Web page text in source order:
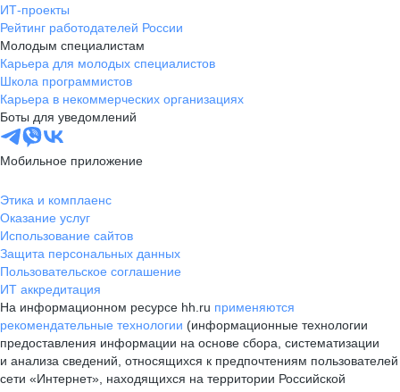
ИТ-проекты
Рейтинг работодателей России
Молодым специалистам
Карьера для молодых специалистов
Школа программистов
Карьера в некоммерческих организациях
Боты для уведомлений
Мобильное приложение
Этика и комплаенс
Оказание услуг
Использование сайтов
Защита персональных данных
Пользовательское соглашение
ИТ аккредитация
На информационном ресурсе hh.ru применяются
рекомендательные технологии (информационные технологии
предоставления информации на основе сбора, систематизации
и анализа сведений, относящихся к предпочтениям пользователей
сети «Интернет», находящихся на территории Российской